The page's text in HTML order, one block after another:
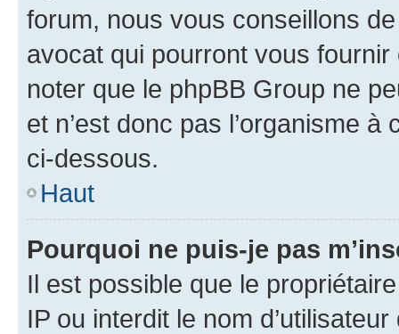
forum, nous vous conseillons
avocat qui pourront vous
noter que le phpBB Group ne
et n’est donc pas l’organisme
ci-dessous.
Haut
Pourquoi ne puis-je pas
Il est possible que le
IP ou interdit le nom